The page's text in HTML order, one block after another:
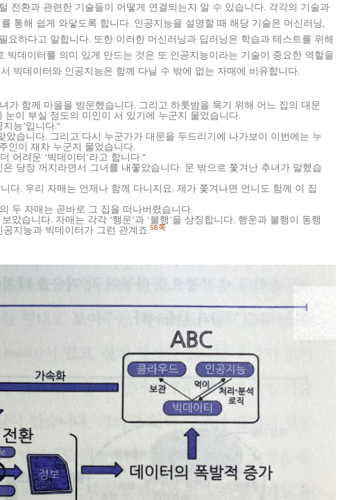
전환과 관련한 기술들이 어떻게 연결되는지 알 수 있습니다. 각각의 기술과
통해 쉽게 와닿도록 합니다. 인공지능을 설명할 때 해당 기술은 머신러닝,
요하다고 말합니다. 또한 이러한 머신러닝과 딥러닝은 학습과 테스트를 위해
빅데이터를 의미 있게 만드는 것은 또 인공지능이라는 기술이 중요한 역할을
빅데이터와 인공지능은 함께 다닐 수 밖에 없는 자매에 비유합니다.
가 함께 마을을 방문했습니다. 그리고 하룻밤을 묵기 위해 어느 집의 대문
이 부실 정도의 미인이 서 있기에 누군지 물었습니다.
능’입니다.”
습니다. 그리고 다시 누군가가 대문을 두드리기에 나가보이 이번에는 누
인이 재차 누군지 물었습니다.
어려운 ‘빅데이터’라고 합니다.”
당장 꺼지라면서 그녀를 내쫗았습니다. 문 밖으로 쫓겨난 추녀가 말했습
다. 우리 자매는 언제나 함께 다니지요. 제가 쫓겨나면 언니도 함께 이 집
두 자매는 곧바로 그 집을 떠나버렸습니다.
았습니다. 자매는 각각 ‘행운’과 ‘불행’을 상징합니다. 행운과 불행이 동행
지능과 빅데이터가 그런 관계죠.58쪽